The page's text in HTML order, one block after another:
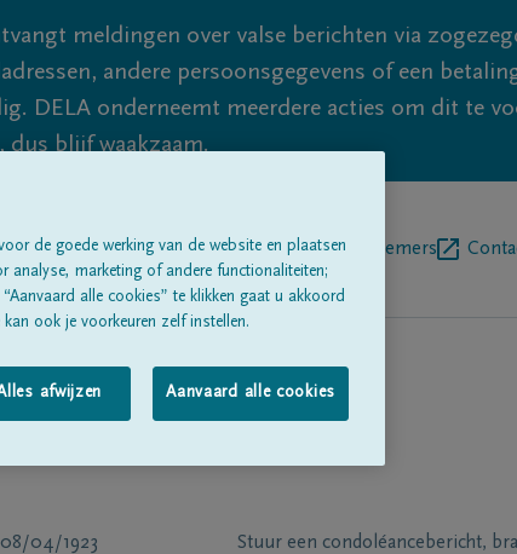
meldingen over valse berichten via
andere persoonsgegevens of een
DELA onderneemt meerdere acties om dit te
blijf waakzaam.
Alle rouwberichtenOver onsBegrafenisondernemers
08/04/1923
Stuur een condoléancebericht,
de goede werking van de website en plaatsen
analyse, marketing of andere functionaliteiten;
alle cookies” te klikken gaat u akkoord
ook je voorkeuren zelf instellen.
afwijzen Aanvaard alle cookies